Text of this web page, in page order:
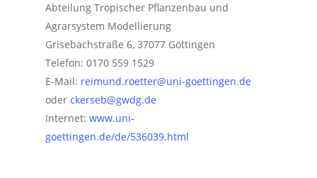
Abteilung Tropischer Pflanzenbau und
Agrarsystem Modellierung
Grisebachstraße 6, 37077 Göttingen
Telefon: 0170 559 1529
E-Mail: reimund.roetter@uni-goettingen.de
oderckerseb@gwdg.de
Internet:www.uni-
goettingen.de/de/536039.html